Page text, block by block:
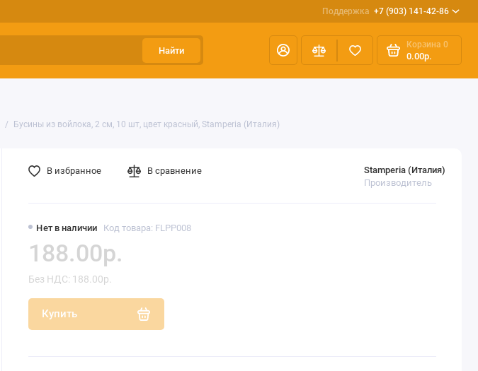
Поддержка +7 (903) 141-42-86
Найти
Корзина 0
0.00р.
Бусины из войлока, 2 см, 10 шт, цвет красный, Stamperia (Италия)
Нет в наличии Код товара: FLPP008
Stamperia (Италия)
Производитель
188.00р.
Без НДС: 188.00р.
Купить
В избранное В сравнение